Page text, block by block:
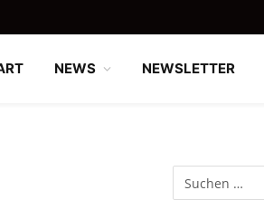
NEWS NEWSLETTER